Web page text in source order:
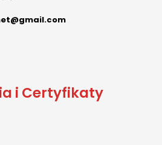
i Certyfikaty